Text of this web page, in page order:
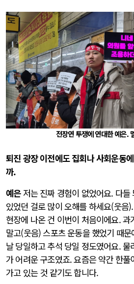
전장연 투쟁에 연대한 예은.
퇴진 광장 이전에도 집회나 사회운동
까.
예은저는 진짜 경험이 없었어요. 다들
있었던 걸로 많이 오해를 하세요(웃음
현장에 나온 건 이번이 처음이에요.
말고(웃음) 스포츠 운동을 했었기 때
날 당일하고 추석 당일 정도였어요.
가 어려운 구조였죠. 요즘은 약간 한
가고 있는 것 같기도 합니다.